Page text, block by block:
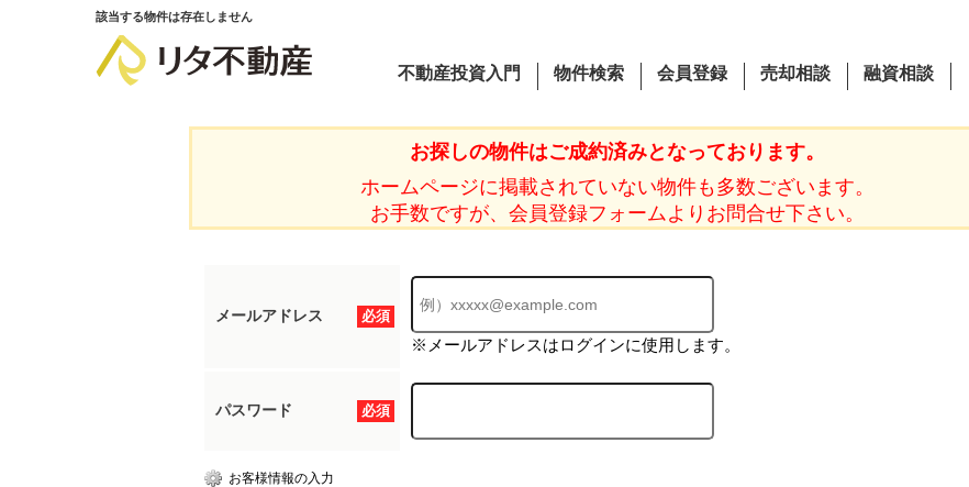
該当する物件は存在しません
不動産投資入門 物件検索 会員登録 売却相談 融資相談
お探しの物件はご成約済みとなっております。
ホームページに掲載されていない物件も多数ございます。
お手数ですが、会員登録フォームよりお問合せ下さい。
必須
メールアドレス
※メールアドレスはログインに使用します。
必須
パスワード
お客様情報の入力